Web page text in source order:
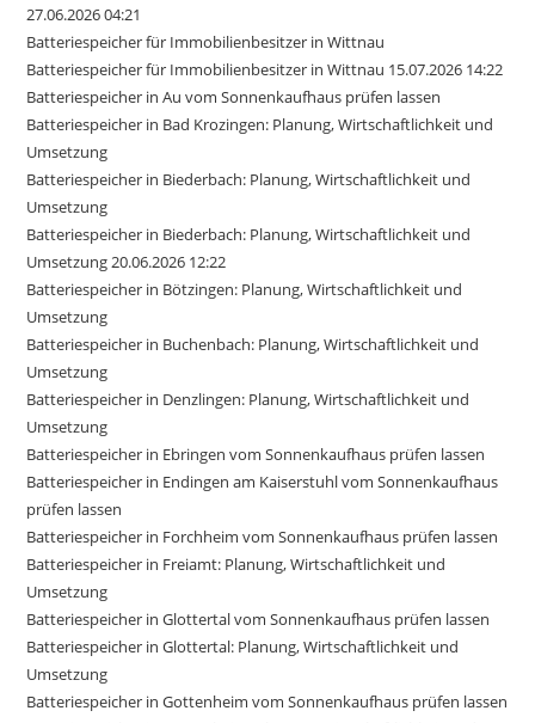
27.06.2026 04:21
Batteriespeicher für Immobilienbesitzer in Wittnau
Batteriespeicher für Immobilienbesitzer in Wittnau 15.07.2026 14:22
Batteriespeicher in Au vom Sonnenkaufhaus prüfen lassen
Batteriespeicher in Bad Krozingen: Planung, Wirtschaftlichkeit und
Umsetzung
Batteriespeicher in Biederbach: Planung, Wirtschaftlichkeit und
Umsetzung
Batteriespeicher in Biederbach: Planung, Wirtschaftlichkeit und
Umsetzung 20.06.2026 12:22
Batteriespeicher in Bötzingen: Planung, Wirtschaftlichkeit und
Umsetzung
Batteriespeicher in Buchenbach: Planung, Wirtschaftlichkeit und
Umsetzung
Batteriespeicher in Denzlingen: Planung, Wirtschaftlichkeit und
Umsetzung
Batteriespeicher in Ebringen vom Sonnenkaufhaus prüfen lassen
Batteriespeicher in Endingen am Kaiserstuhl vom Sonnenkaufhaus
prüfen lassen
Batteriespeicher in Forchheim vom Sonnenkaufhaus prüfen lassen
Batteriespeicher in Freiamt: Planung, Wirtschaftlichkeit und
Umsetzung
Batteriespeicher in Glottertal vom Sonnenkaufhaus prüfen lassen
Batteriespeicher in Glottertal: Planung, Wirtschaftlichkeit und
Umsetzung
Batteriespeicher in Gottenheim vom Sonnenkaufhaus prüfen lassen